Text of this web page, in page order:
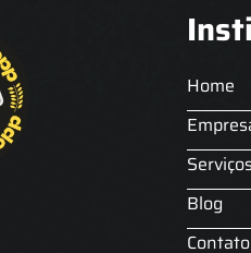
Home
Serviços
Blog
Contato